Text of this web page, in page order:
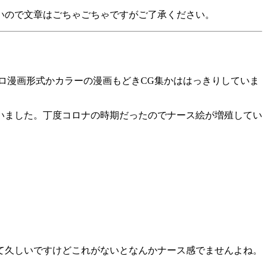
で文章はごちゃごちゃですがご了承ください。
画形式かカラーの漫画もどきCG集かははっきりしていま
した。丁度コロナの時期だったのでナース絵が増殖してい
しいですけどこれがないとなんかナース感でませんよね。